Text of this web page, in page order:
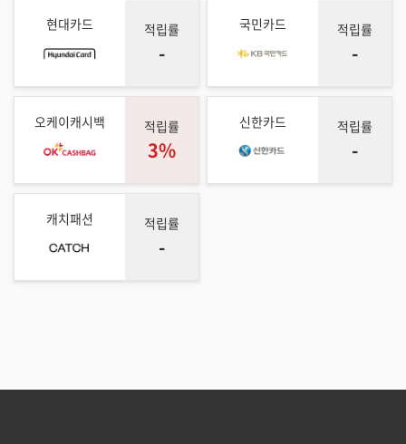
현대카드 적립률
-
국민카드 적립률
-
오케이캐시백 적립률
3%
신한카드 적립률
-
캐치패션 적립률
-